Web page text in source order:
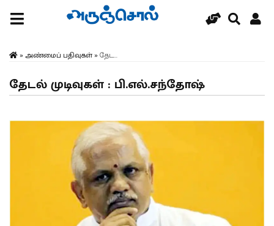
» அண்மைப் பதிவுகள்» தேட...
தேடல் முடிவுகள் : பி.எல்.சந்தோஷ்